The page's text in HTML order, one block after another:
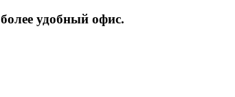
более удобный офис.